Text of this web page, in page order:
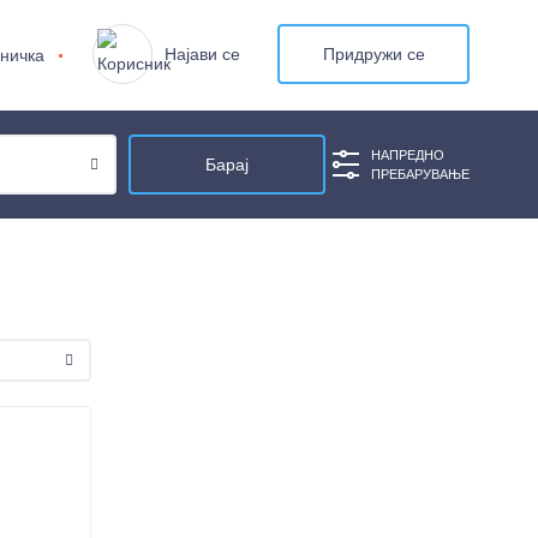
Најави се Придружи се
НАПРЕДНО
ПРЕБАРУВАЊЕ